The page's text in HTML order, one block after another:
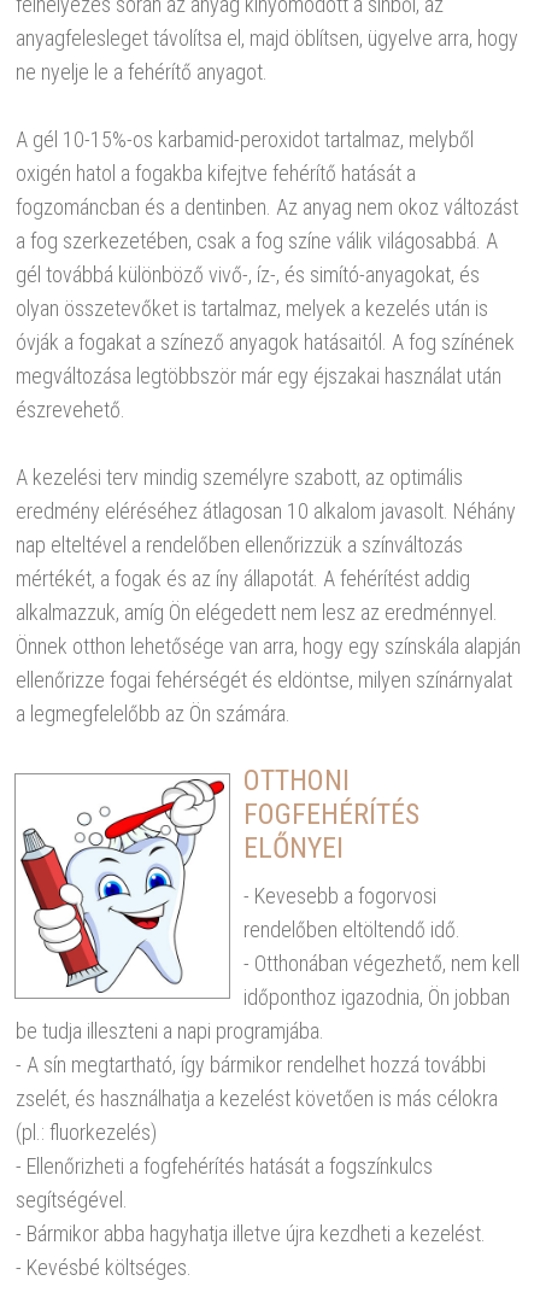
anyagfelesleget távolítsa el, majd öblítsen, ügyelve arra, hogy
ne nyelje le a fehérítő anyagot.
A gél 10-15%-os karbamid-peroxidot tartalmaz, melyből
oxigén hatol a fogakba kifejtve fehérítő hatását a
fogzománcban és a dentinben. Az anyag nem okoz változást
a fog szerkezetében, csak a fog színe válik világosabbá. A
gél továbbá különböző vivő-, íz-, és simító-anyagokat, és
olyan összetevőket is tartalmaz, melyek a kezelés után is
óvják a fogakat a színező anyagok hatásaitól. A fog színének
megváltozása legtöbbször már egy éjszakai használat után
észrevehető.
A kezelési terv mindig személyre szabott, az optimális
eredmény eléréséhez átlagosan 10 alkalom javasolt. Néhány
nap elteltével a rendelőben ellenőrizzük a színváltozás
mértékét, a fogak és az íny állapotát. A fehérítést addig
alkalmazzuk, amíg Ön elégedett nem lesz az eredménnyel.
Önnek otthon lehetősége van arra, hogy egy színskála alapján
ellenőrizze fogai fehérségét és eldöntse, milyen színárnyalat
a legmegfelelőbb az Ön számára.
OTTHONI
FOGFEHÉRÍTÉS
ELŐNYEI
- Kevesebb a fogorvosi
rendelőben eltöltendő idő.
- Otthonában végezhető, nem kell
időponthoz igazodnia, Ön jobban
be tudja illeszteni a napi programjába.
- A sín megtartható, így bármikor rendelhet hozzá további
zselét, és használhatja a kezelést követően is más célokra
(pl.: fluorkezelés)
- Ellenőrizheti a fogfehérítés hatását a fogszínkulcs
segítségével.
- Bármikor abba hagyhatja illetve újra kezdheti a kezelést.
- Kevésbé költséges.